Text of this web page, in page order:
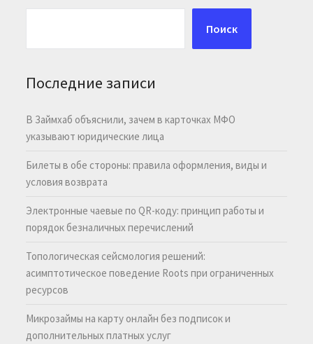
Поиск
Последние записи
В Займхаб объяснили, зачем в карточках МФО
указывают юридические лица
Билеты в обе стороны: правила оформления, виды и
условия возврата
Электронные чаевые по QR-коду: принцип работы и
порядок безналичных перечислений
Топологическая сейсмология решений:
асимптотическое поведение Roots при ограниченных
ресурсов
Микрозаймы на карту онлайн без подписок и
дополнительных платных услуг